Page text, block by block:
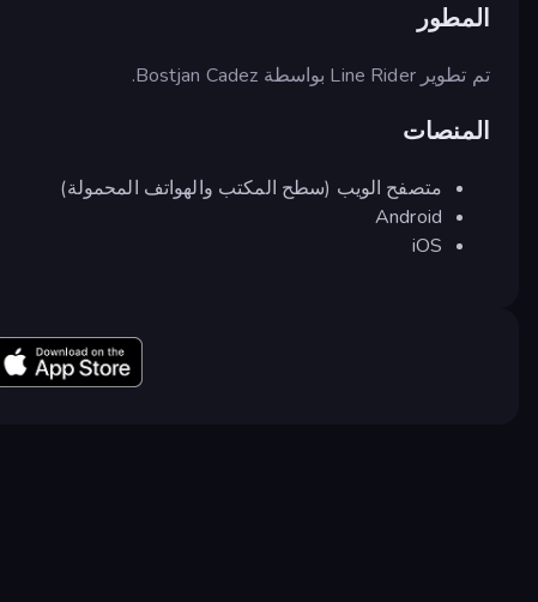
المطور
تم تطوير Line Rider بواسطة Bostjan Cadez.
المنصات
متصفح الويب (سطح المكتب والهواتف المحمولة)
Android
iOS